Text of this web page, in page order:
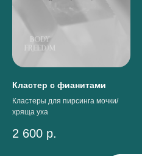
Кластер с фианитами
Кластеры для пирсинга мочки/
хряща уха
2 600 р.